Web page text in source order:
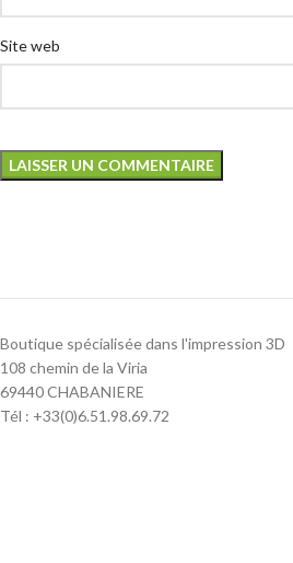
Site web
Boutique spécialisée dans l'impression 3D
108 chemin de la Viria
69440 CHABANIERE
Tél : +33(0)6.51.98.69.72